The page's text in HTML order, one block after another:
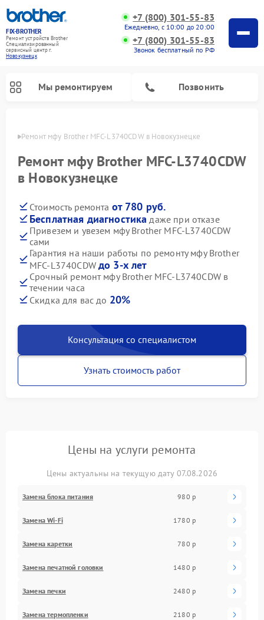
FIX-BROTHER
Ремонт устройств Brother
Специализированный
cервисный центр г.
Новокузнецк
+7 (800) 301-55-83
Ежедневно, с 10:00 до 20:00
+7 (800) 301-55-83
Звонок бесплатный по РФ
Мы ремонтируем Позвонить
Ремонт мфу Brother MFC-L3740CDW в Новокузнецке
Ремонт мфу Brother MFC-L3740CDW
в Новокузнецке
Стоимость ремонта от 780 руб.
Бесплатная диагностика даже при отказе
Привезем и увезем мфу Brother MFC-L3740CDW
сами
Гарантия на наши работы по ремонту мфу Brother
MFC-L3740CDW до 3-х лет
Срочный ремонт мфу Brother MFC-L3740CDW в
течении часа
Скидка для вас до 20%
Консультация со специалистом
Узнать стоимость работ
Цены на услуги ремонта
Цены актуальны на текущую дату 07.08.2026
Замена блока питания 980 р
Замена Wi-Fi 1780 р
Замена каретки 780 р
Замена печатной головки 1480 р
Замена печки 2480 р
Замена термопленки 2180 р